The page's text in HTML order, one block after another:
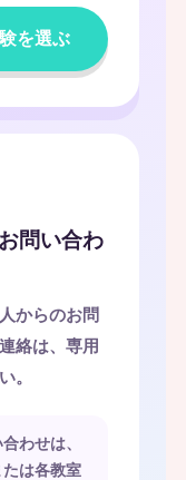
を選ぶ
問い合わ
からのお問
絡は、専用
。
わせは、
は各教室